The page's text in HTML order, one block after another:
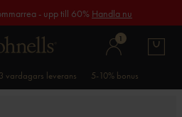
- upp till 60% Handla nu
1
vardagars leverans 5-10% bonus